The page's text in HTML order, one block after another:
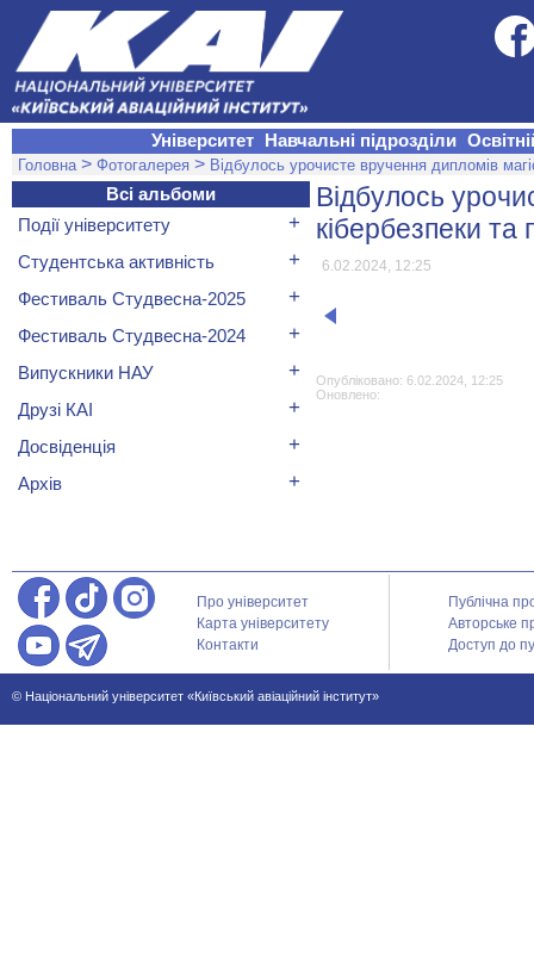
Університет Навчальні підрозділи
Головна > Фотогалерея > Відбулось урочисте вручення дипломів
Відбулось
кібербезпеки та
6.02.2024, 12:25
Опубліковано: 6.02.2024, 12:25
Оновлено:
Всі альбоми
Події університету
+
Студентська активність +
Фестиваль Студвесна-2025 +
Фестиваль Студвесна-2024 +
Випускники НАУ +
Друзі КАІ +
Досвіденція +
Архів +
Про університет
Карта університету
Контакти
Публічна
Авторське
Доступ до
© Національний університет «Київський авіаційний інститут»